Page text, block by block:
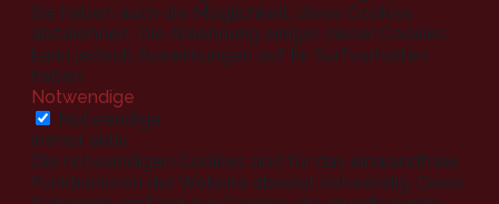
Sie haben auch die Möglichkeit, diese Cookies
abzulehnen. Die Ablehnung einiger dieser Cookies
kann jedoch Auswirkungen auf Ihr Surfverhalten
haben.
Notwendige
Notwendige
immer aktiv
Die notwendigen Cookies sind für das einwandfreie
Funktionieren der Website absolut notwendig. Diese